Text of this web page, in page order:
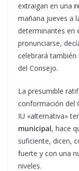
extraigan en una
mañana jueves a
determinantes en
pronunciarse,
celebrará también
del Consejo.
La presumible
conformación del
IU «alternativa»
municipal, hace
suficiente, dicen,
fuerte y con una
niveles.